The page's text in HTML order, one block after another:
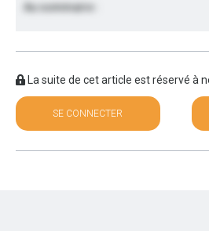
Au sommaire :
La suite de cet article est réservé à
SE CONNECTER